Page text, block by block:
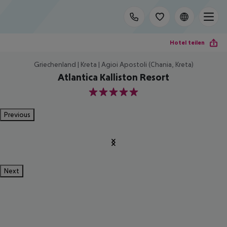
Hotel teilen
Griechenland | Kreta | Agioi Apostoli (Chania, Kreta)
Atlantica Kalliston Resort
5
Previous
Next